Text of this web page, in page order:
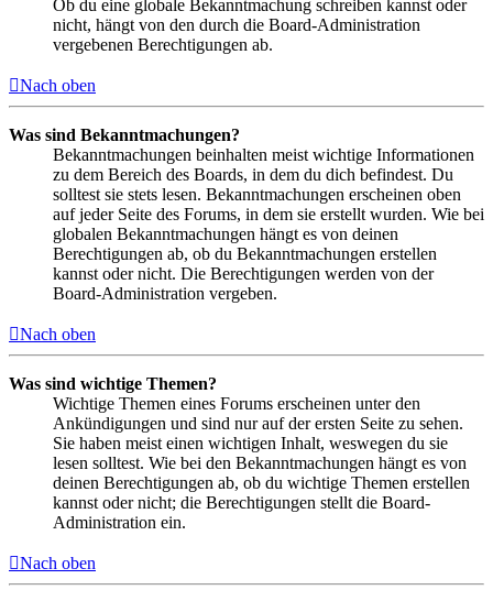
Ob du eine globale Bekanntmachung schreiben kannst oder
nicht, hängt von den durch die Board-Administration
vergebenen Berechtigungen ab.
Nach oben
Was sind Bekanntmachungen?
Bekanntmachungen beinhalten meist wichtige Informationen
zu dem Bereich des Boards, in dem du dich befindest. Du
solltest sie stets lesen. Bekanntmachungen erscheinen oben
auf jeder Seite des Forums, in dem sie erstellt wurden. Wie bei
globalen Bekanntmachungen hängt es von deinen
Berechtigungen ab, ob du Bekanntmachungen erstellen
kannst oder nicht. Die Berechtigungen werden von der
Board-Administration vergeben.
Nach oben
Was sind wichtige Themen?
Wichtige Themen eines Forums erscheinen unter den
Ankündigungen und sind nur auf der ersten Seite zu sehen.
Sie haben meist einen wichtigen Inhalt, weswegen du sie
lesen solltest. Wie bei den Bekanntmachungen hängt es von
deinen Berechtigungen ab, ob du wichtige Themen erstellen
kannst oder nicht; die Berechtigungen stellt die Board-
Administration ein.
Nach oben